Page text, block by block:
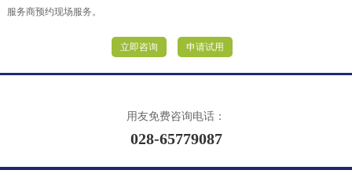
服务商预约现场服务。
立即咨询 申请试用
用友免费咨询电话：
028-65779087